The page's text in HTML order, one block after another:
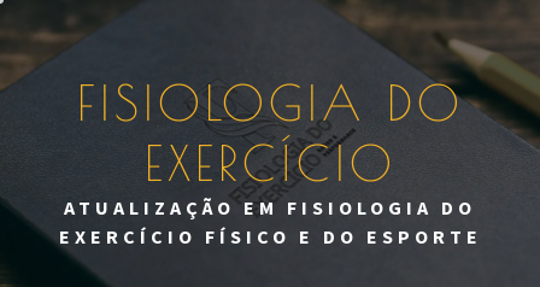
to
content
FISIOLOGIA DO
EXERCÍCIO
ATUALIZAÇÃO EM FISIOLOGIA DO
EXERCÍCIO FÍSICO E DO ESPORTE